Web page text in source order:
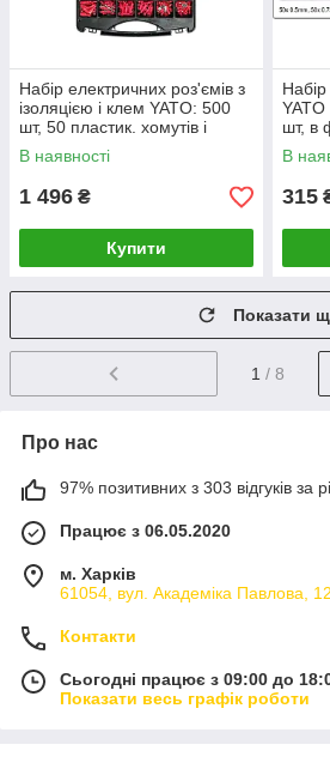
Набір електричних роз'ємів з
ізоляцією і клем YATO: 500
шт, 50 пластик. хомутів і
затискач в футлярі
В наявності
1 496 ₴
Купити
YATO
шт, в
В
315
Показати
1 / 8
Про нас
97% позитивних з 303 відгуків за
Працює з 06.05.2020
м. Харків
61054, вул. Академіка Павлова,
Контакти
Сьогодні працює з 09:00 до
Показати весь графік роботи